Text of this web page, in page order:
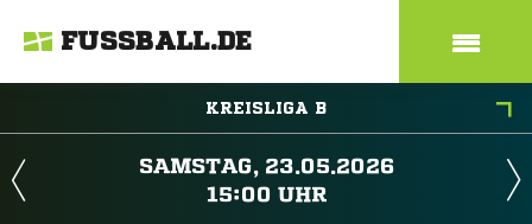
FUSSBALL.DE
KREISLIGA B
 
 